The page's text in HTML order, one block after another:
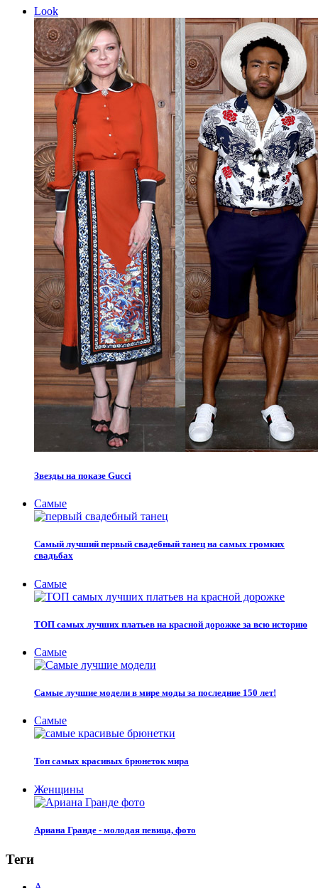
Look
Звезды на показе Gucci
Самые
Самый лучший первый свадебный танец на самых громких
свадьбах
Самые
ТОП самых лучших платьев на красной дорожке за всю историю
Самые
Самые лучшие модели в мире моды за последние 150 лет!
Самые
Топ самых красивых брюнеток мира
Женщины
Ариана Гранде - молодая певица, фото
Теги